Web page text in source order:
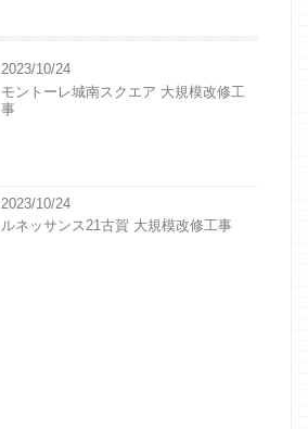
2023/10/24
モントーレ城南スクエア 大規模改修工
事
2023/10/24
ルネッサンス21古賀 大規模改修工事